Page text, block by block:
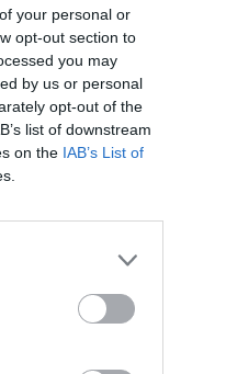
your personal or
opt-out section to
you may
by us or personal
opt-out of the
list of downstream
on the IAB’s List of